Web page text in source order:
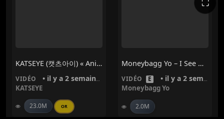
⛶
KATSEYE (캣츠아이) « Animal »
VIDÉO • il y a 2 semaines
KATSEYE
23.0M OR
Moneybagg Yo – I See Why
VIDÉO E • il y a 2 semaines
Moneybagg Yo
2.0M